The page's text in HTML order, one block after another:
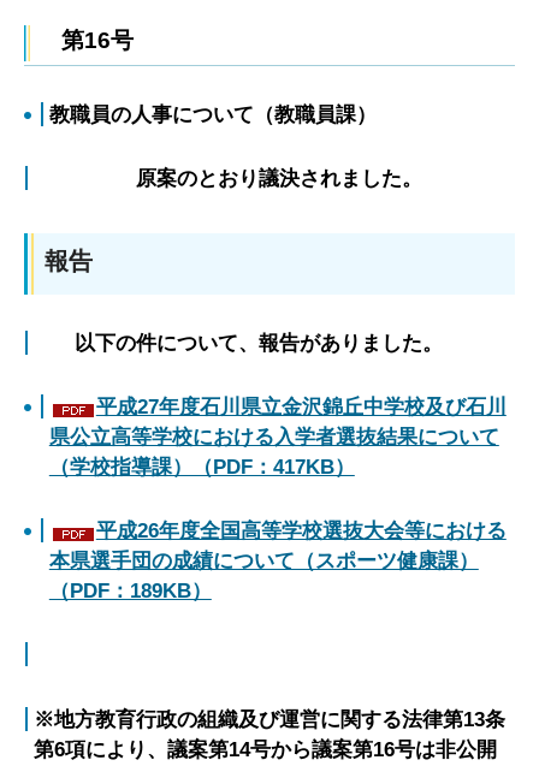
第16号
教職員の人事について（教職員課）
原案のとおり議決されました。
報告
以下の件について、報告がありました。
平成27年度石川県立金沢錦丘中学校及び石川
県公立高等学校における入学者選抜結果について
（学校指導課）（PDF：417KB）
平成26年度全国高等学校選抜大会等における
本県選手団の成績について（スポーツ健康課）
（PDF：189KB）
※地方教育行政の組織及び運営に関する法律第13条
第6項により、議案第14号から議案第16号は非公開